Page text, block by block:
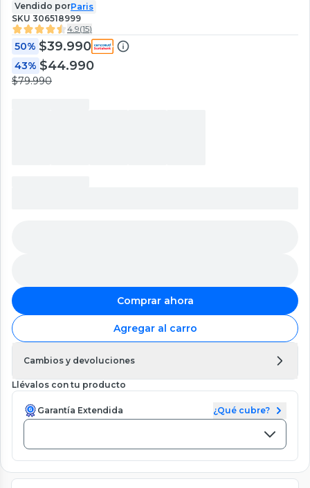
Vendido porParis
SKU 306518999
4.9(15)
50% $39.990
43% $44.990
$79.990
Comprar ahora
Agregar al carro
Cambios y devoluciones
Llévalos con tu producto
Garantía Extendida ¿Qué cubre?